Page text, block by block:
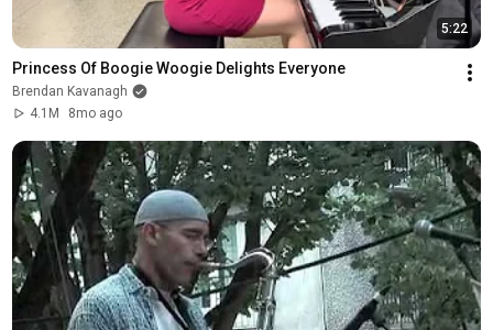
5:22
Princess Of Boogie Woogie Delights Everyone
Brendan Kavanagh
4.1M
8mo ago